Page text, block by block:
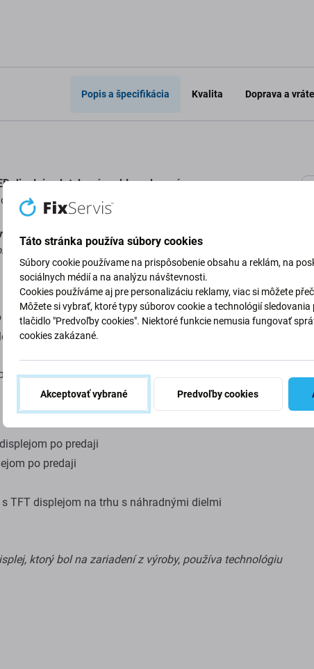
Popis a špecifikácia Kvalita Doprava a
displej s dotykovým sklom, bez rámu.
riešenie a sú ochotní akceptovať stratu funkčnosti.
Aftermarket PRO OLED displej nemusí obsahovať
výrobcom zariadenia.
vzhľade.
s pôvodným displejom výrobcu.
po predaji
po predaji
TFT displejom na trhu s náhradnými dielmi
ktorý bol na zariadení z výroby, používa technológiu
Táto stránka používa súbory cookies
Súbory cookie používame na prispôsobenie obsahu a reklám, na
sociálnych médií a na analýzu návštevnosti.
Cookies používáme aj pre personalizáciu reklamy, viac si môžete
Môžete si vybrať, ktoré typy súborov cookie a technológií
tlačidlo "Predvoľby cookies". Niektoré funkcie nemusia fungovať
cookies zakázané.
Akceptovať vybrané Predvoľby cookies